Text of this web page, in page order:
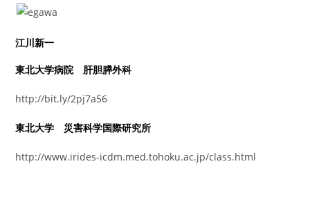
江川新一
東北大学病院 肝胆膵外科
http://bit.ly/2pj7a56
東北大学 災害科学国際研究所
http://www.irides-icdm.med.tohoku.ac.jp/class.html